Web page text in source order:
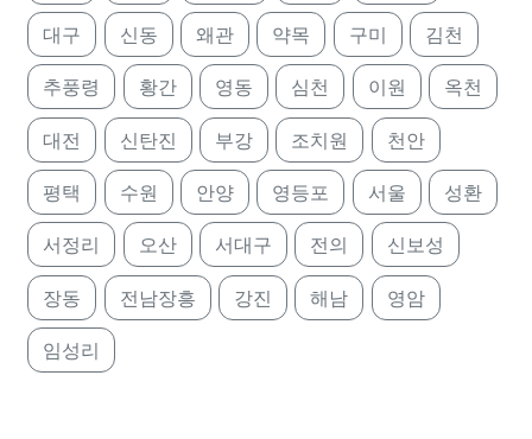
대구 신동 왜관 약목 구미 김천
추풍령 황간 영동 심천 이원 옥천
대전 신탄진 부강 조치원 천안
평택 수원 안양 영등포 서울 성환
서정리 오산 서대구 전의 신보성
장동 전남장흥 강진 해남 영암
임성리